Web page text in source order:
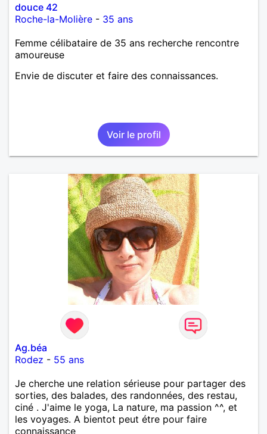
douce 42
Roche-la-Molière - 35 ans
Femme célibataire de 35 ans recherche rencontre
amoureuse
Envie de discuter et faire des connaissances.
Voir le profil
Ag.béa
Rodez - 55 ans
Je cherche une relation sérieuse pour partager des
sorties, des balades, des randonnées, des restau,
ciné . J'aime le yoga, La nature, ma passion ^^, et
les voyages. A bientot peut étre pour faire
connaissance